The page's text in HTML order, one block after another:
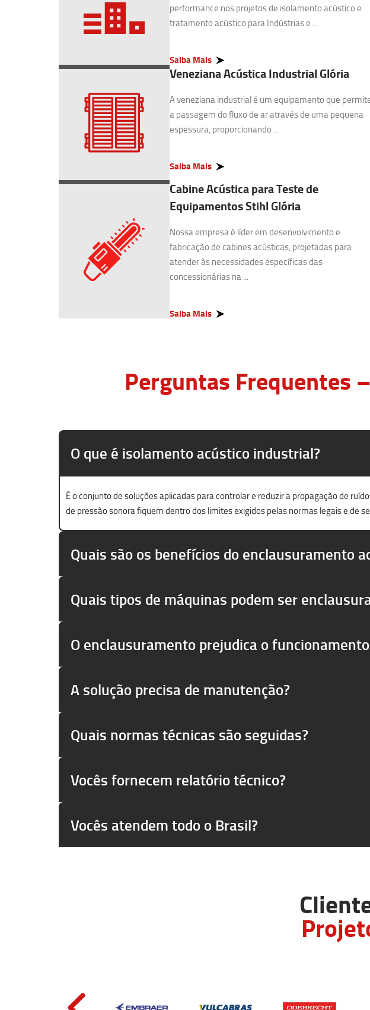
performance nos projetos de isolamento acústico e
tratamento acústico para Indústrias e ...
Saiba Mais
Veneziana Acústica Industrial Glória
A veneziana industrial é um equipamento que
a passagem do fluxo de ar através de uma pequena
espessura, proporcionando ...
Saiba Mais
Cabine Acústica para Teste de
Equipamentos Stihl Glória
Nossa empresa é líder em desenvolvimento e
fabricação de cabines acústicas, projetadas para
atender às necessidades específicas das
concessionárias na ...
Saiba Mais
Perguntas Frequentes
O que é isolamento acústico industrial?
É o conjunto de soluções aplicadas para controlar e reduzir a propagação de
de pressão sonora fiquem dentro dos limites exigidos pelas normas legais e de
Quais são os benefícios do enclausuramento
Quais tipos de máquinas podem ser
O enclausuramento prejudica o
A solução precisa de manutenção?
Quais normas técnicas são seguidas?
Vocês fornecem relatório técnico?
Vocês atendem todo o Brasil?